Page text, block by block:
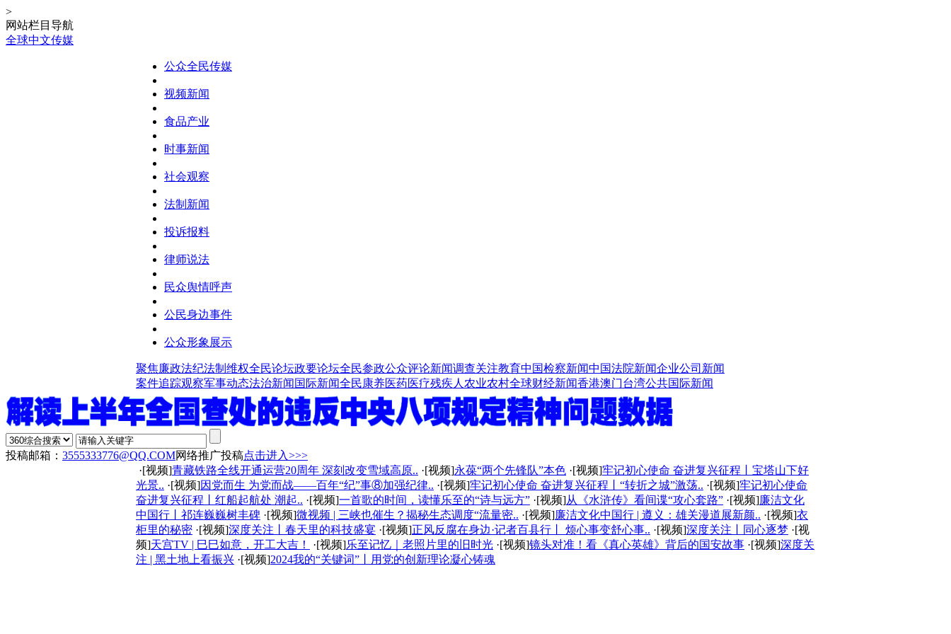
>
网站栏目导航
全球中文传媒
公众全民传媒
视频新闻
食品产业
时事新闻
社会观察
法制新闻
投诉报料
律师说法
民众舆情呼声
公民身边事件
公众形象展示
聚焦廉政法纪法制维权全民论坛政要论坛全民参政公众评论新闻调查关注教育中国检察新闻中国法院新闻企业公司新闻
案件追踪观察军事动态法治新闻 国际新闻全民康养医药医疗残疾人 农业农村全球财经新闻香港澳门台湾公共国际新闻
投稿邮箱： 3555333776@QQ.COM网络推广投稿点击进入>>>
·[视频]青藏铁路全线开通运营20周年 深刻改变雪域高原.. ·[视频]永葆“两个先锋队”本色 ·[视频]牢记初心使命 奋进复兴征程丨宝塔山下好
光景.. ·[视频]因党而生 为党而战——百年“纪”事⑧加强纪律.. ·[视频]牢记初心使命 奋进复兴征程丨“转折之城”激荡.. ·[视频]牢记初心使命
奋进复兴征程丨红船起航处 潮起.. ·[视频]一首歌的时间，读懂乐至的“诗与远方” ·[视频]从《水浒传》看间谍“攻心套路” ·[视频]廉洁文化
中国行丨祁连巍巍树丰碑 ·[视频]微视频 | 三峡也催生？揭秘生态调度“流量密.. ·[视频]廉洁文化中国行 | 遵义：雄关漫道展新颜.. ·[视频]衣
柜里的秘密 ·[视频]深度关注丨春天里的科技盛宴 ·[视频]正风反腐在身边·记者百县行丨 烦心事变舒心事.. ·[视频]深度关注丨同心逐梦 ·[视
频]天宫TV | 巳巳如意，开工大吉！ ·[视频]乐至记忆｜老照片里的旧时光 ·[视频]镜头对准！看《真心英雄》背后的国安故事 ·[视频]深度关
注 | 黑土地上看振兴 ·[视频]2024我的“关键词”丨用党的创新理论凝心铸魂